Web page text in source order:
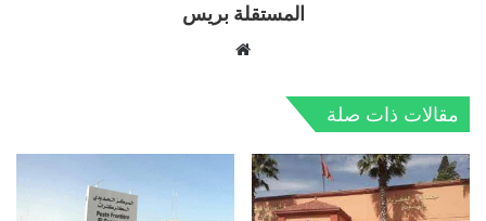
المستقلة بريس
مقالات ذات صلة